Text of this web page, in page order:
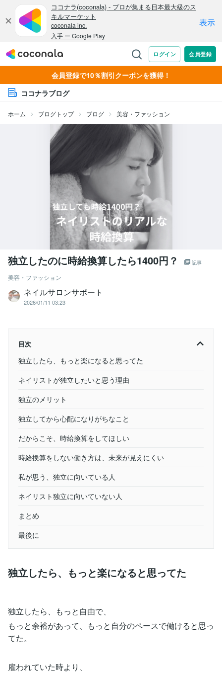
会員登録で10％割引クーポンを獲得！
ココナラブログ
ホーム ブログトップ ブログ 美容・ファッション
独立したのに時給換算したら1400円？ 記事
美容・ファッション
ネイルサロンサポート
2026/01/11 03:23
目次
独立したら、もっと楽になると思ってた
ネイリストが独立したいと思う理由
独立のメリット
独立してから心配になりがちなこと
だからこそ、時給換算をしてほしい
時給換算をしない働き方は、未来が見えにくい
私が思う、独立に向いている人
ネイリスト独立に向いていない人
まとめ
最後に
独立したら、もっと楽になると思ってた
独立したら、もっと自由で、
もっと余裕があって、もっと自分のペースで働けると思っ
てた。
雇われていた時より、